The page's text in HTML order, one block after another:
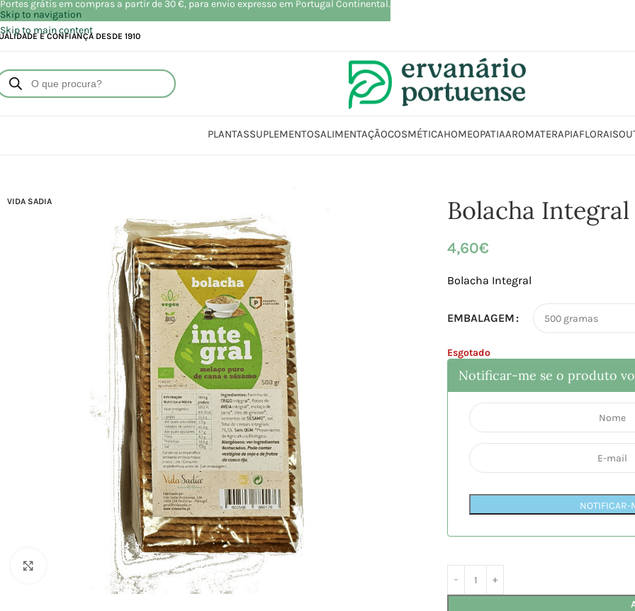
Skip to navigation
Skip to main content
E CONFIANÇA DESDE 1910
PLANTASSUPLEMENTOSALIMENTAÇÃOCOSMÉTICAHOMEOPATIAAROMATERAPIAFLORAIS
VIDA SADIA Bolacha Integral
4,60€
Bolacha Integral
EMBALAGEM
Esgotado
Notificar-me se o produto
NOTIFICAR-
Portes grátis em compras a partir de 30 €, para envio expresso em Portugal Continental.